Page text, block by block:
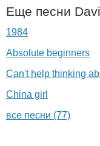
Еще песни
1984
Absolute beginners
Can't help thinking
China girl
все песни (77)